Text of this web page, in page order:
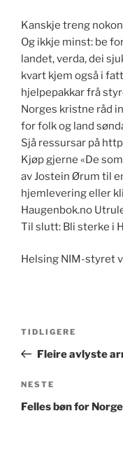
Kanskje treng
Og ikkje minst: be
landet, verda, dei
kvart kjem også i
hjelpepakkar frå
Norges kristne råd
for folk og land
Sjå ressursar på
Kjøp gjerne «De
av Jostein Ørum til
hjemlevering eller
Haugenbok.no
Til slutt: Bli sterke i
Helsing NIM-styret
Forrige
innlegg
TIDLIGERE
Fleire avlyste
Neste
innlegg
NESTE
Felles bøn for Norge